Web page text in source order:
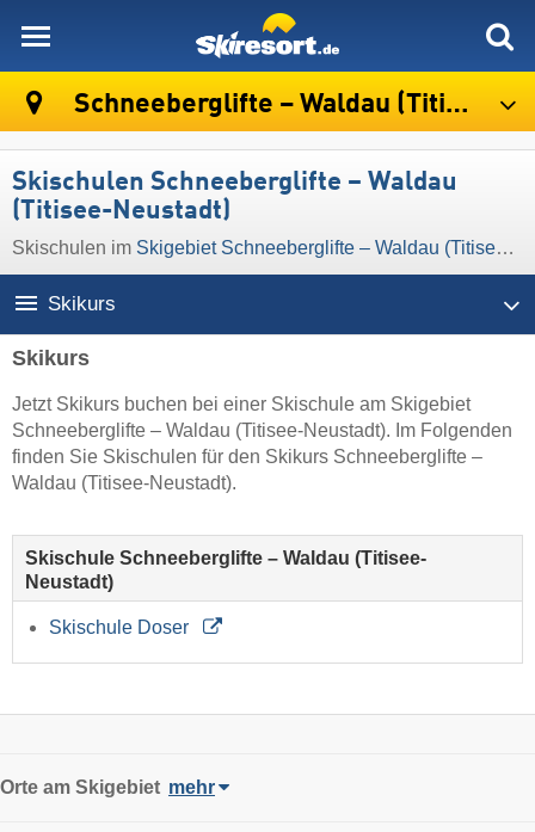
Schneeberglifte – Waldau (Titisee-Neustadt)
Skischulen Schneeberglifte – Waldau
(Titisee-Neustadt)
Skischulen im Skigebiet Schneeberglifte – Waldau (Titisee-Neustadt)
Skikurs
Skikurs
Jetzt Skikurs buchen bei einer Skischule am Skigebiet
Schneeberglifte – Waldau (Titisee-Neustadt). Im Folgenden
finden Sie Skischulen für den Skikurs Schneeberglifte –
Waldau (Titisee-Neustadt).
Skischule Schneeberglifte – Waldau (Titisee-
Neustadt)
Skischule Doser
Orte am Skigebiet mehr